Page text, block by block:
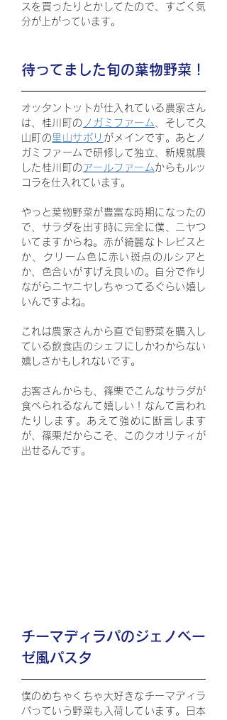
スを買ったりとかしてたので、すごく気
分が上がっています。
待ってました旬の葉物野菜！
オッタントットが仕入れている農家さん
は、桂川町の ノガミファーム 、そして久
山町の里山サポリ がメインです。あとノ
ガミファームで研修して独立、新規就農
した桂川町の アールファームからもルッ
コラを仕入れています。
やっと葉物野菜が豊富な時期になったの
で、サラダを出す時に完全に僕、ニヤつ
いてますからね。赤が綺麗なトレビスと
か、クリーム色に赤い斑点のルシアと
か、色合いがすげえ良いの。自分で作り
ながらニヤニヤしちゃってるぐらい嬉し
いんですよね。
これは農家さんから直で旬野菜を購入し
ている飲食店のシェフにしかわからない
嬉しさかもしれないです。
お客さんからも、篠栗でこんなサラダが
食べられるなんて嬉しい！なんて言われ
たりします。あえて強めに断言します
が、篠栗だからこそ、このクオリティが
出せるんです。
チーマディラパのジェノベー
ゼ風パスタ
僕のめちゃくちゃ大好きなチーマディラ
パっていう野菜も入荷しています。日本